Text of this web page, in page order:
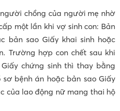
người chồng của người mẹ nhờ
một lần khi vợ sinh con: Bản
bản sao Giấy khai sinh hoặc
Trường hợp con chết sau khi
chứng sinh thì thay bằng
bệnh án hoặc bản sao Giấy
của lao động nữ mang thai hộ